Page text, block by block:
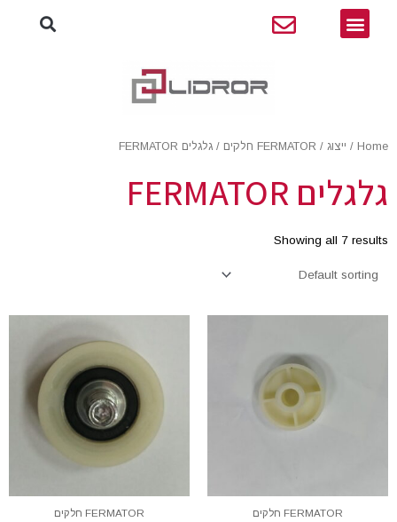
תפריט
Home
/ ייצוג / FERMATOR חלקים / גלגלים FERMATOR
גלגלים FERMATOR
Showing all 7 results
FERMATOR חלקים FERMATOR חלקים